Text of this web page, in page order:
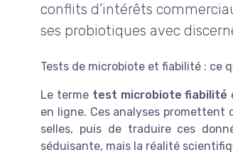
conflits d’intérêts
ses probiotiques avec
Tests de microbiote et fiabilité : ce
Le terme test microbiote fiabilité
en ligne. Ces analyses promettent
selles, puis de traduire ces
séduisante, mais la réalité